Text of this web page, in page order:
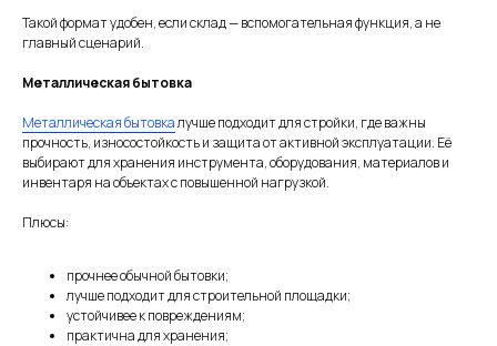
Такой формат удобен, если склад — вспомогательная функция, а не
главный сценарий.
Металлическая бытовка
Металлическая бытовкалучше подходит для стройки, где важны
прочность, износостойкость и защита от активной эксплуатации. Её
выбирают для хранения инструмента, оборудования, материалов и
инвентаря на объектах с повышенной нагрузкой.
Плюсы:
прочнее обычной бытовки;
лучше подходит для строительной площадки;
устойчивее к повреждениям;
практична для хранения;